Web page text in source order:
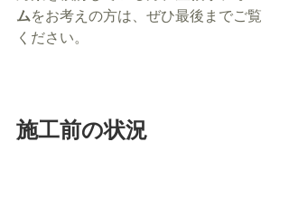
ムをお考えの方は、ぜひ最後までご覧
ください。
施工前の状況